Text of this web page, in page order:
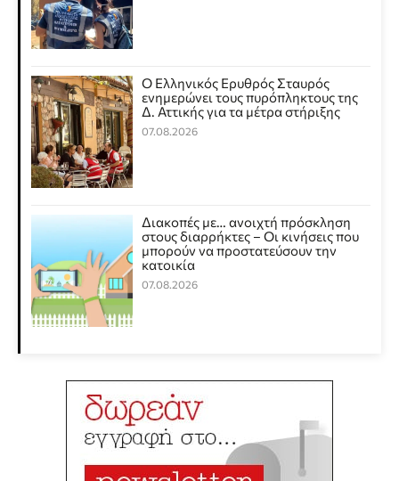
Ο Ελληνικός Ερυθρός Σταυρός
ενημερώνει τους πυρόπληκτους της
Δ. Αττικής για τα μέτρα στήριξης
07.08.2026
Διακοπές με… ανοιχτή πρόσκληση
στους διαρρήκτες – Οι κινήσεις που
μπορούν να προστατεύσουν την
κατοικία
07.08.2026